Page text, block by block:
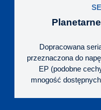
Dopracowana
przeznaczona do
EP (podobne
mnogość